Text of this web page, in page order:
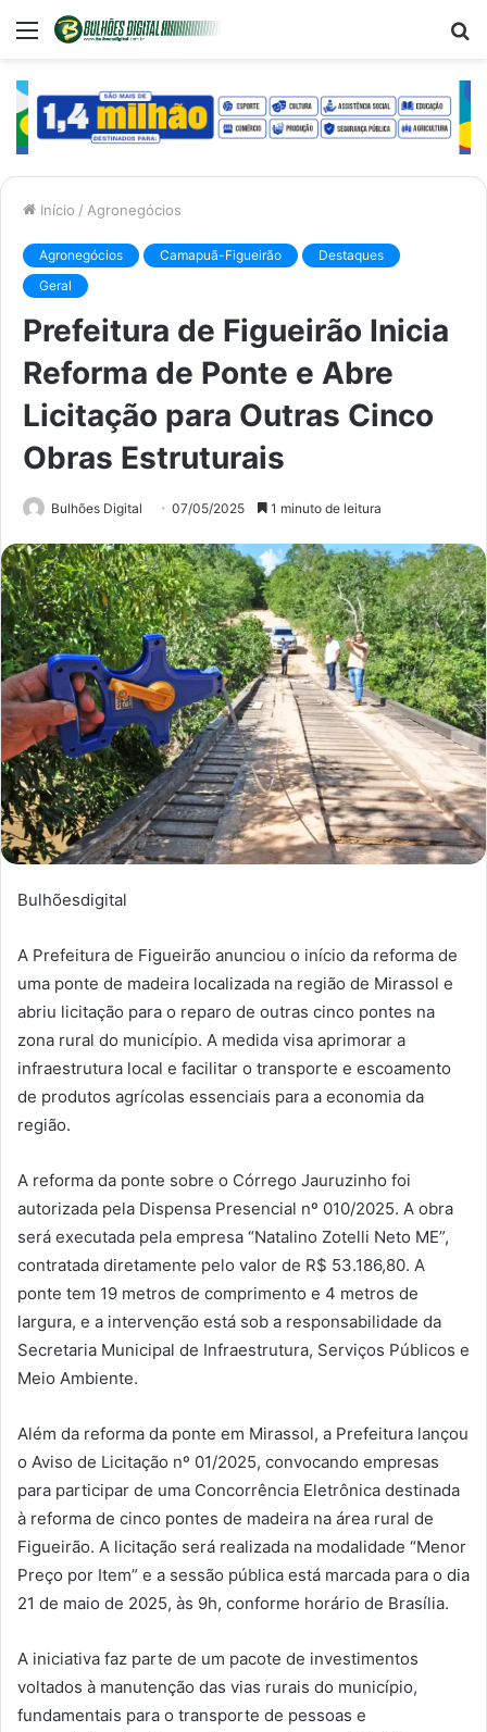
Menu
Início / Agronegócios
Agronegócios Camapuã-Figueirão
Destaques
Geral
Prefeitura de Figueirão Inicia
Reforma de Ponte e Abre
Licitação para Outras Cinco
Obras Estruturais
Bulhões Digital 07/05/2025 1 minuto de leitura
Bulhõesdigital
A Prefeitura de Figueirão anunciou o início da reforma de
uma ponte de madeira localizada na região de Mirassol e
abriu licitação para o reparo de outras cinco pontes na
zona rural do município. A medida visa aprimorar a
infraestrutura local e facilitar o transporte e escoamento
de produtos agrícolas essenciais para a economia da
região.
A reforma da ponte sobre o Córrego Jauruzinho foi
autorizada pela Dispensa Presencial nº 010/2025. A obra
será executada pela empresa “Natalino Zotelli Neto ME”,
contratada diretamente pelo valor de R$ 53.186,80. A
ponte tem 19 metros de comprimento e 4 metros de
largura, e a intervenção está sob a responsabilidade da
Secretaria Municipal de Infraestrutura, Serviços Públicos e
Meio Ambiente.
Além da reforma da ponte em Mirassol, a Prefeitura lançou
o Aviso de Licitação nº 01/2025, convocando empresas
para participar de uma Concorrência Eletrônica destinada
à reforma de cinco pontes de madeira na área rural de
Figueirão. A licitação será realizada na modalidade “Menor
Preço por Item” e a sessão pública está marcada para o dia
21 de maio de 2025, às 9h, conforme horário de Brasília.
A iniciativa faz parte de um pacote de investimentos
voltados à manutenção das vias rurais do município,
fundamentais para o transporte de pessoas e